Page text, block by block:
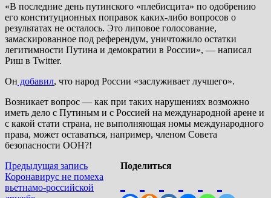
«В последние день путинского «плебисцита» по одобрению
его конституционных поправок каких-либо вопросов о
результатах не осталось. Это липовое голосование,
замаскированное под референдум, уничтожило остатки
легитимности Путина и демократии в России», — написал
Риш в Twitter.
Он добавил, что народ России «заслуживает лучшего».
Возникает вопрос — как при таких нарушениях возможно
иметь дело с Путиным и с Россией на международной арене и
с какой стати страна, не выполняющая номы международного
права, может оставаться, например, членом Совета
безопасности ООН?!
Поделиться
Навигация
по
Предыдущая записьПредыдущая
запись:
Коронавирус не помеха
вьетнамо-российской